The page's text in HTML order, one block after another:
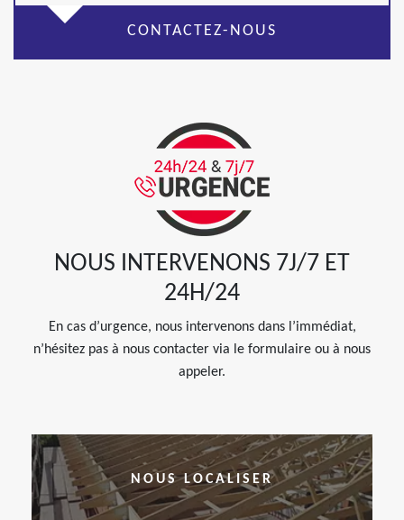
CONTACTEZ-NOUS
NOUS INTERVENONS 7J/7 ET
24H/24
En cas d’urgence, nous intervenons dans l’immédiat,
n’hésitez pas à nous contacter via le formulaire ou à nous
appeler.
NOUS LOCALISER